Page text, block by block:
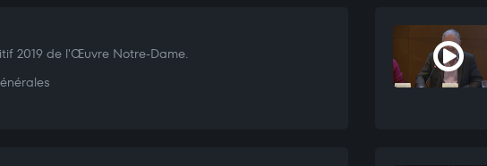
2019 de l'Œuvre Notre-Dame.